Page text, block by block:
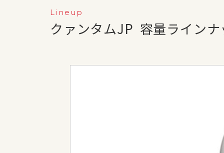
Lineup
クァンタムJP 容量ライン